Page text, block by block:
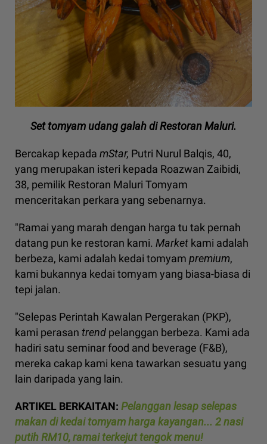
Set tomyam udang galah di Restoran Maluri.
Bercakap kepada mStar, Putri Nurul Balqis, 40,
yang merupakan isteri kepada Roazwan Zaibidi,
38, pemilik Restoran Maluri Tomyam
menceritakan perkara yang sebenarnya.
"Ramai yang marah dengan harga tu tak pernah
datang pun ke restoran kami. Market kami adalah
berbeza, kami adalah kedai tomyam premium,
kami bukannya kedai tomyam yang biasa-biasa di
tepi jalan.
"Selepas Perintah Kawalan Pergerakan (PKP),
kami perasan trend pelanggan berbeza. Kami ada
hadiri satu seminar food and beverage (F&B),
mereka cakap kami kena tawarkan sesuatu yang
lain daripada yang lain.
ARTIKEL BERKAITAN: Pelanggan lesap selepas
makan di kedai tomyam harga kayangan... 2 nasi
putih RM10, ramai terkejut tengok menu!